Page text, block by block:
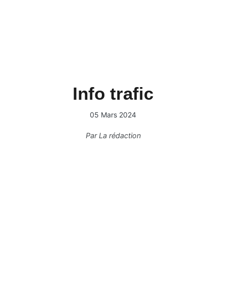
Info trafic
05 Mars 2024
ParLa rédaction